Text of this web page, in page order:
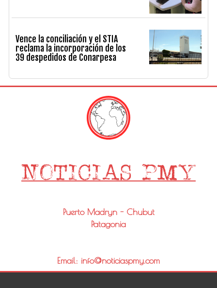
Vence la conciliación y el STIA
reclama la incorporación de los
39 despedidos de Conarpesa
Puerto Madryn - Chubut
Patagonia
Email: info@noticiaspmy.com